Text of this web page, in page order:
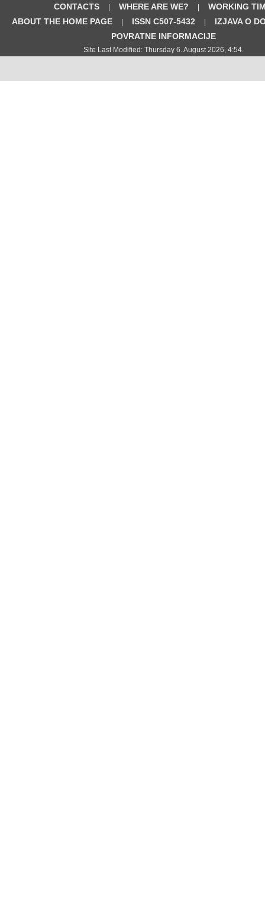
CONTACTS | WHERE ARE WE? |
WORKING
ABOUT THE HOME PAGE
| ISSN C507-5432 |
IZJAVA O
POVRATNE INFORMACIJE
Site Last Modified: Thursday 6. August 2026, 4:54.